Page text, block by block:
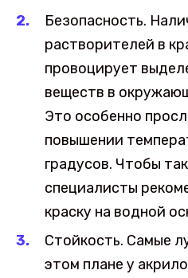
Безопасность.
растворителей в
провоцирует
веществ в
Это особенно
повышении
градусов. Чтобы
специалисты
краску на водной
Стойкость. Самые
этом плане у